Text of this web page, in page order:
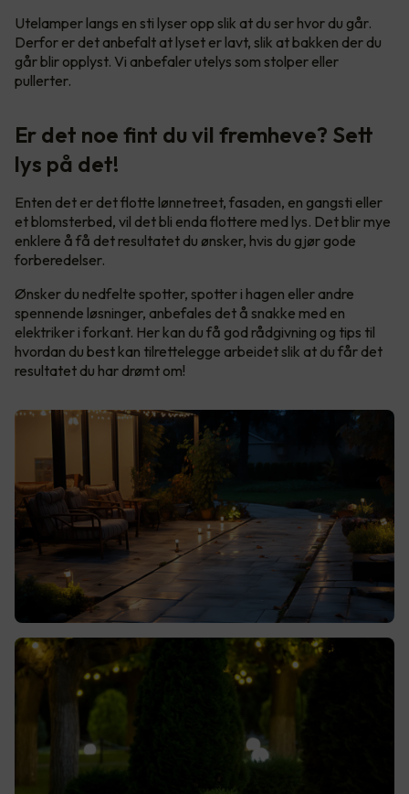
Utelamper langs en sti lyser opp slik at du ser hvor du går.
Derfor er det anbefalt at lyset er lavt, slik at bakken der du
går blir opplyst. Vi anbefaler utelys som stolper eller
pullerter.
Er det noe fint du vil fremheve? Sett
lys på det!
Enten det er det flotte lønnetreet, fasaden, en gangsti eller
et blomsterbed, vil det bli enda flottere med lys. Det blir mye
enklere å få det resultatet du ønsker, hvis du gjør gode
forberedelser.
Ønsker du nedfelte spotter, spotter i hagen eller andre
spennende løsninger, anbefales det å snakke med en
elektriker i forkant. Her kan du få god rådgivning og tips til
hvordan du best kan tilrettelegge arbeidet slik at du får det
resultatet du har drømt om!